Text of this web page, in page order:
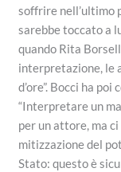
soffrire nell’ultimo
sarebbe toccato a
quando Rita
interpretazione, le
d’ore”. Bocci ha
“Interpretare un
per un attore, ma
mitizzazione del
Stato: questo è